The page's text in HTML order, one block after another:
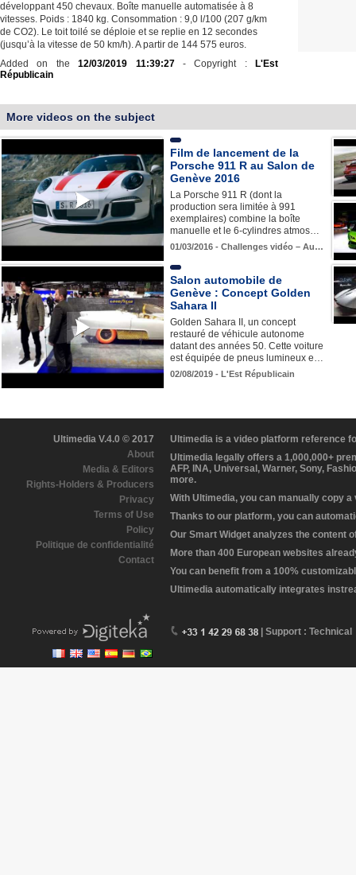
développant 450 chevaux. Boîte manuelle automatisée à 8
vitesses. Poids : 1840 kg. Consommation : 9,0 l/100 (207 g/km
de CO2). Le toit toilé se déploie et se replie en 12 secondes
(jusqu’à la vitesse de 50 km/h). A partir de 144 575 euros.
Added on the12/03/2019 11:39:27- Copyright :
L'Est
Républicain
More videos on the subject
Film de lancement de la
Porsche 911 R au Salon de
Genève 2016
La Porsche 911 R (dont la
production sera limitée à 991
exemplaires) combine la boîte
manuelle et le 6-cylindres atmos…
01/03/2016 - Challenges vidéo – Au…
Salon automobile de
Genève : Concept Golden
Sahara II
Golden Sahara II, un concept
restauré de véhicule autonome
datant des années 50. Cette voiture
est équipée de pneus lumineux e…
02/08/2019 - L'Est Républicain
Ultimedia V.4.0 © 2017
About
Media & Editors
Rights-Holders & Producers
Privacy
Terms of Use
Policy
Politique de confidentialité
Contact
Ultimedia is a video platform reference
Ultimedia legally offers a 1,000,000+
AFP, INA, Universal, Warner, Sony,
more.
With Ultimedia, you can manually copy
Thanks to our platform, you can
Our Smart Widget analyzes the content
More than 400 European websites
You can benefit from a 100%
Ultimedia automatically integrates
| Support : Technical